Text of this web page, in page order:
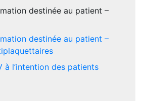
destinée au patient –
destinée au patient –
à l’intention des patients